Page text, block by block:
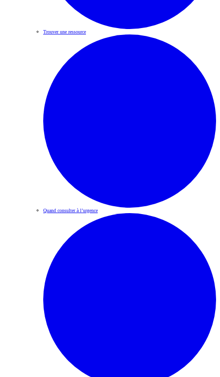
Trouver une ressource
Quand consulter à l’urgence